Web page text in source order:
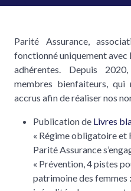
Parité Assurance,
fonctionné uniquement avec
adhérentes. Depuis
membres bienfaiteurs,
accrus afin de réaliser nos
Publication de Livres
« Régime obligatoire et
Parité Assurance
« Prévention, 4 pistes
patrimoine des femmes